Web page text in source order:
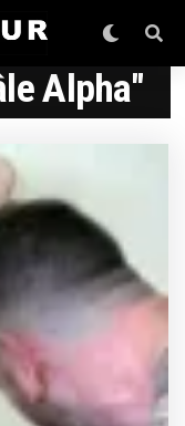
Alpha"